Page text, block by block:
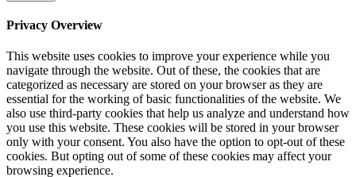
Privacy Overview
This website uses cookies to improve your experience while you
navigate through the website. Out of these, the cookies that are
categorized as necessary are stored on your browser as they are
essential for the working of basic functionalities of the website. We
also use third-party cookies that help us analyze and understand how
you use this website. These cookies will be stored in your browser
only with your consent. You also have the option to opt-out of these
cookies. But opting out of some of these cookies may affect your
browsing experience.